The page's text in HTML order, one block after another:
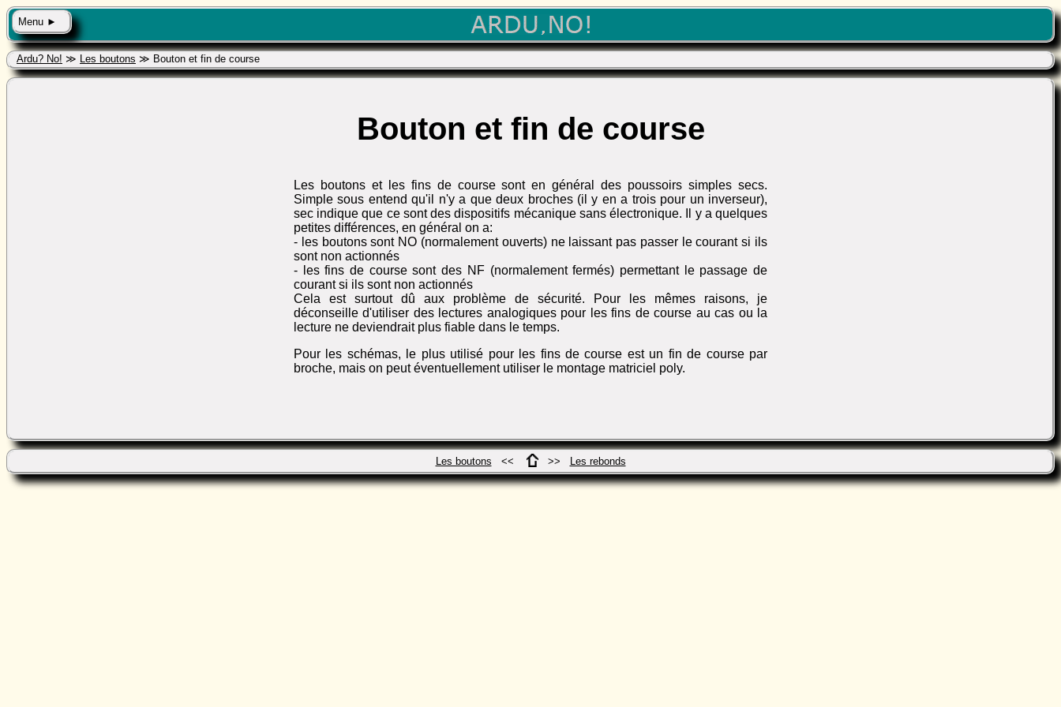
Menu ►
Ardu? No! ≫ Les boutons ≫ Bouton et fin de course
Bouton et fin de course
Les boutons et les fins de course sont en général des poussoirs simples secs.
Simple sous entend qu'il n'y a que deux broches (il y en a trois pour un inverseur),
sec indique que ce sont des dispositifs mécanique sans électronique. Il y a quelques
petites différences, en général on a:
- les boutons sont NO (normalement ouverts) ne laissant pas passer le courant si ils
sont non actionnés
- les fins de course sont des NF (normalement fermés) permettant le passage de
courant si ils sont non actionnés
Cela est surtout dû aux problème de sécurité. Pour les mêmes raisons, je
déconseille d'utiliser des lectures analogiques pour les fins de course au cas ou la
lecture ne deviendrait plus fiable dans le temps.
Pour les schémas, le plus utilisé pour les fins de course est un fin de course par
broche, mais on peut éventuellement utiliser le montage matriciel poly.
Les boutons << >> Les rebonds